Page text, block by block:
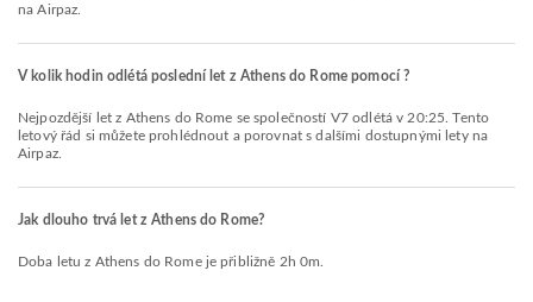
na Airpaz.
V kolik hodin odlétá poslední let z Athens do Rome pomocí ?
Nejpozdější let z Athens do Rome se společností V7 odlétá v 20:25. Tento
letový řád si můžete prohlédnout a porovnat s dalšími dostupnými lety na
Airpaz.
Jak dlouho trvá let z Athens do Rome?
Doba letu z Athens do Rome je přibližně 2h 0m.